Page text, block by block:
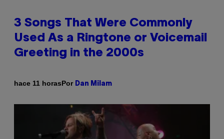
3 Songs That Were Commonly
Used As a Ringtone or Voicemail
Greeting in the 2000s
hace 11 horasPor Dan Milam